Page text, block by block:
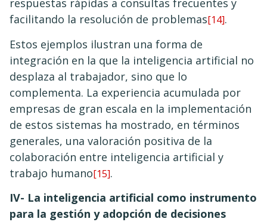
respuestas rápidas a consultas frecuentes y
facilitando la resolución de problemas[14].
Estos ejemplos ilustran una forma de
integración en la que la inteligencia artificial no
desplaza al trabajador, sino que lo
complementa. La experiencia acumulada por
empresas de gran escala en la implementación
de estos sistemas ha mostrado, en términos
generales, una valoración positiva de la
colaboración entre inteligencia artificial y
trabajo humano[15].
IV- La inteligencia artificial como instrumento
para la gestión y adopción de decisiones